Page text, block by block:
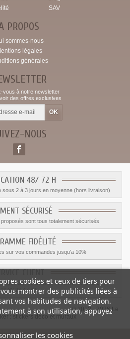
SAV
PROPOS
sommes-nous
légales
générales
vous à notre newsletter
des offres exclusives
NOUS
48/ 72 H
sous 2 à 3 jours en moyenne (hors livraison)
SÉCURISÉ
sont tous totalement sécurisés
FIDÉLITÉ
sur vos commandes jusqu'a 10%
du lundi au vendredi de 8h à 17h
09.82.28.47.69.
© 2012 - 2026 Le
:
stickers déco et muraux
cookies et ceux de tiers pour
montrer des publicités liées à
vos habitudes de navigation.
à son utilisation, appuyez
les cookies